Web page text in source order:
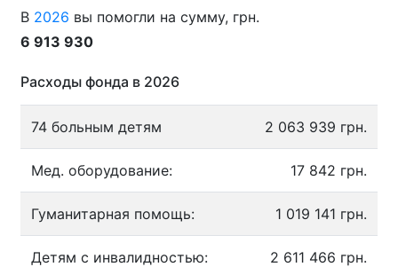
В 2026 вы помогли на сумму, грн.
6 913 930
Расходы фонда в 2026
74 больным детям 2 063 939 грн.
Мед. оборудование: 17 842 грн.
Гуманитарная помощь: 1 019 141 грн.
Детям с инвалидностью: 2 611 466 грн.